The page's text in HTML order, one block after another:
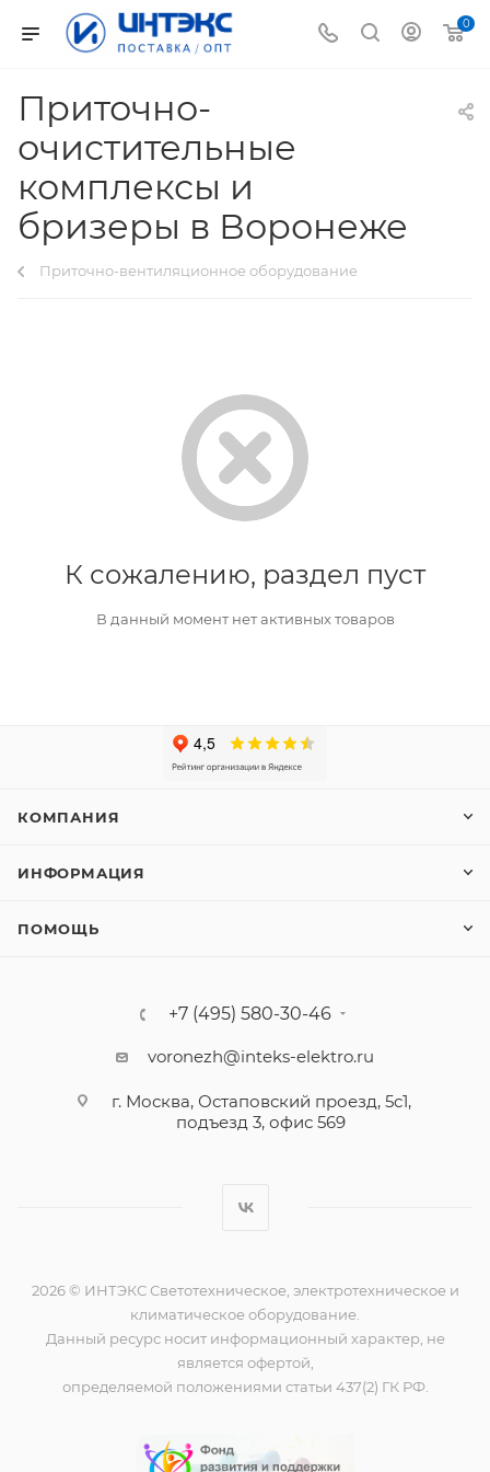
0
Приточно-
очистительные
комплексы и
бризеры в Воронеже
Приточно-вентиляционное оборудование
К сожалению, раздел пуст
В данный момент нет активных товаров
КОМПАНИЯ
ИНФОРМАЦИЯ
ПОМОЩЬ
+7 (495) 580-30-46
voronezh@inteks-elektro.ru
г. Москва, Остаповский проезд, 5с1,
подъезд 3, офис 569
2026 © ИНТЭКС Светотехническое, электротехническое и
климатическое оборудование.
Данный ресурс носит информационный характер, не
является офертой,
определяемой положениями статьи 437(2) ГК РФ.